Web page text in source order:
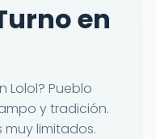
en
Lolol? Pueblo
y tradición.
limitados.